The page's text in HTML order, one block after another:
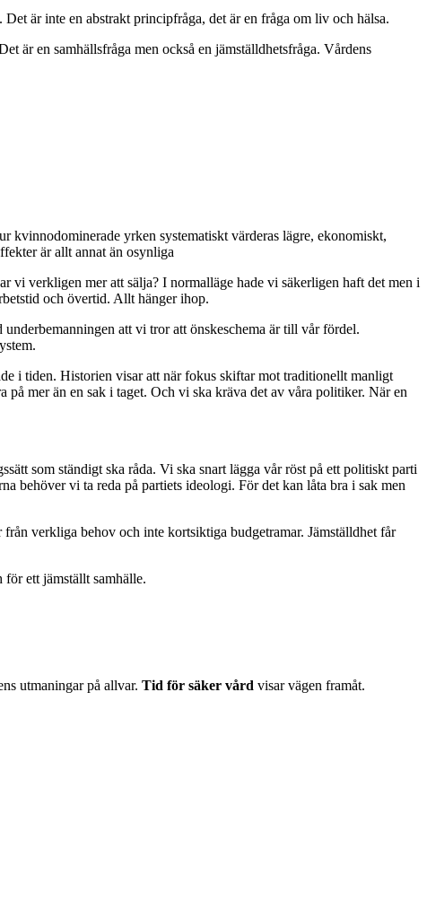
är inte en abstrakt principfråga, det är en fråga om liv och hälsa.
är en samhällsfråga men också en jämställdhetsfråga. Vårdens
kvinnodominerade yrken systematiskt värderas lägre, ekonomiskt,
är allt annat än osynliga
verkligen mer att sälja? I normalläge hade vi säkerligen haft det men i
och övertid. Allt hänger ihop.
att vi tror att önskeschema är till vår fördel.
i tiden. Historien visar att när fokus skiftar mot traditionellt manligt
mer än en sak i taget. Och vi ska kräva det av våra politiker. När en
som ständigt ska råda. Vi ska snart lägga vår röst på ett politiskt parti
behöver vi ta reda på partiets ideologi. För det kan låta bra i sak men
verkliga behov och inte kortsiktiga budgetramar. Jämställdhet får
ett jämställt samhälle.
utmaningar på allvar. Tid för säker vård visar vägen framåt.